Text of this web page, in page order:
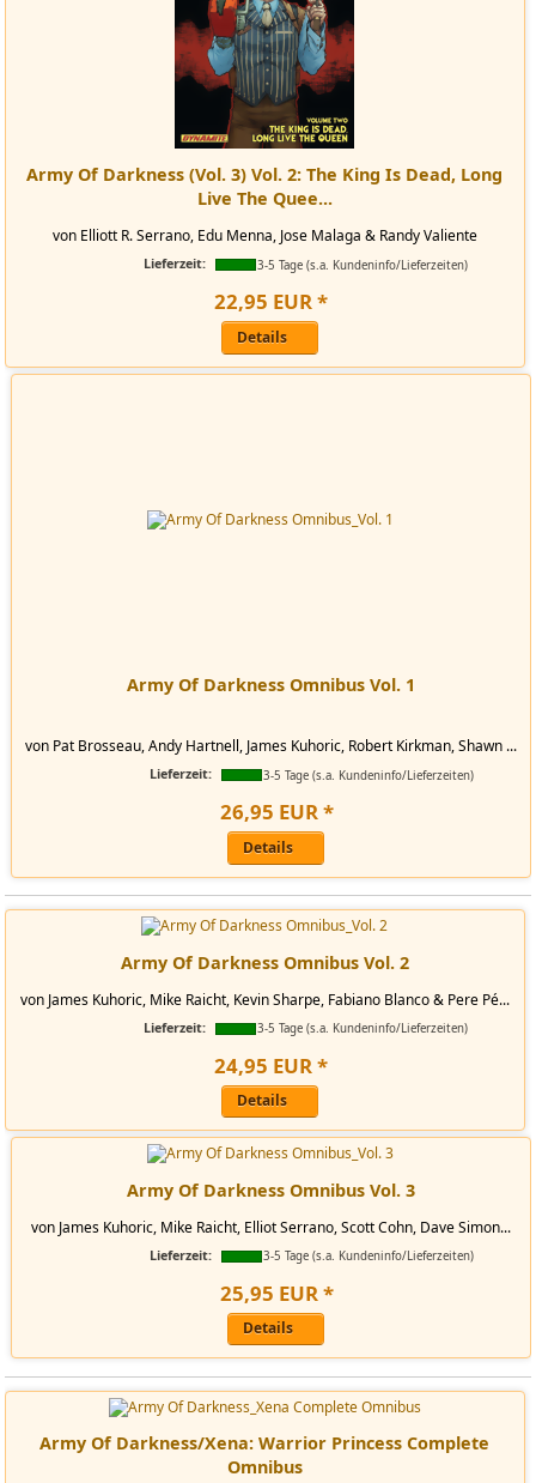
Army Of Darkness (Vol. 3) Vol. 2: The King Is Dead, Long
Live The Quee...
von Elliott R. Serrano, Edu Menna, Jose Malaga & Randy Valiente
Lieferzeit: 3-5 Tage (s.a. Kundeninfo/Lieferzeiten)
22,95 EUR*
Details
Army Of Darkness Omnibus Vol. 1
von Pat Brosseau, Andy Hartnell, James Kuhoric, Robert Kirkman, Shawn ...
Lieferzeit: 3-5 Tage (s.a. Kundeninfo/Lieferzeiten)
26,95 EUR*
Details
Army Of Darkness Omnibus Vol. 2
von James Kuhoric, Mike Raicht, Kevin Sharpe, Fabiano Blanco & Pere Pé...
Lieferzeit: 3-5 Tage (s.a. Kundeninfo/Lieferzeiten)
24,95 EUR*
Details
Army Of Darkness Omnibus Vol. 3
von James Kuhoric, Mike Raicht, Elliot Serrano, Scott Cohn, Dave Simon...
Lieferzeit: 3-5 Tage (s.a. Kundeninfo/Lieferzeiten)
25,95 EUR*
Details
Army Of Darkness/Xena: Warrior Princess Complete
Omnibus